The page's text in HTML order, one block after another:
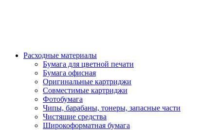
Расходные материалы
Бумага для цветной печати
Бумага офисная
Оригинальные картриджи
Совместимые картриджи
Фотобумага
Чипы, барабаны, тонеры, запасные части
Чистящие средства
Широкоформатная бумага